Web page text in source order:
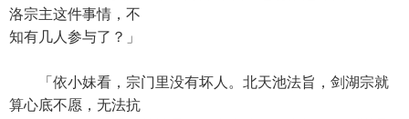
洛宗主这件事情，不
知有几人参与了？」
「依小妹看，宗门里没有坏人。北天池法旨，剑湖宗就
算心底不愿，无法抗